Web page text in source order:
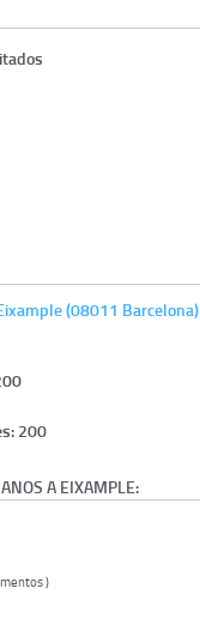
(08011 Barcelona)
200
A EIXAMPLE:
)